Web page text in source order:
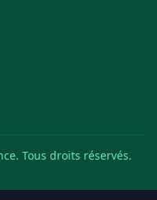
Tous droits réservés.